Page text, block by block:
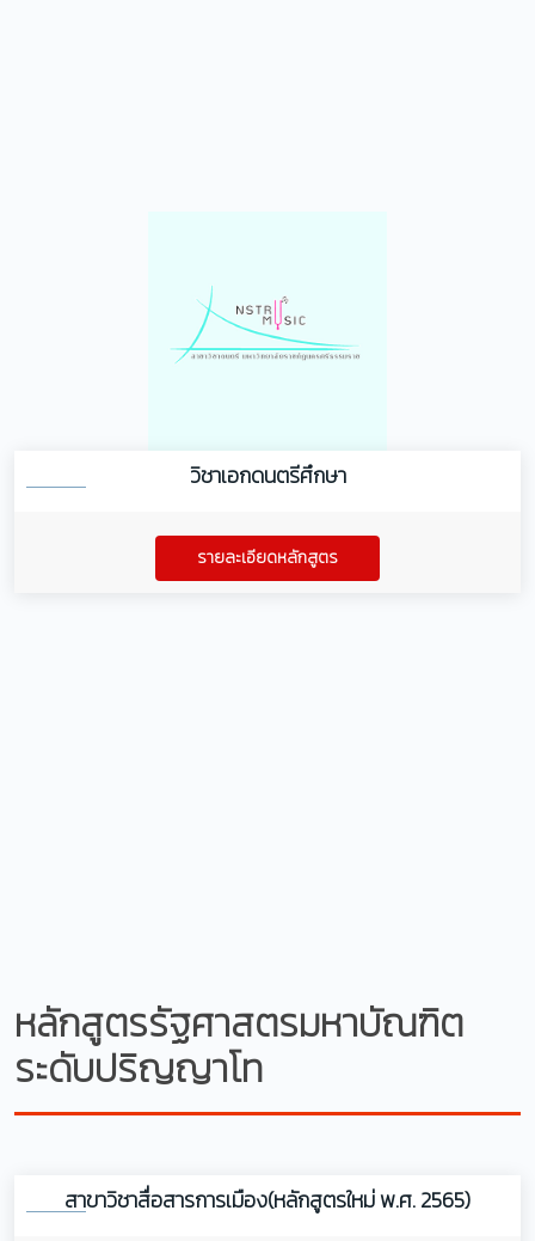
วิชาเอกดนตรีศึกษา
รายละเอียดหลักสูตร
หลักสูตรรัฐศาสตรมหาบัณฑิต
ระดับปริญญาโท
สาขาวิชาสื่อสารการเมือง(หลักสูตรใหม่ พ.ศ. 2565)